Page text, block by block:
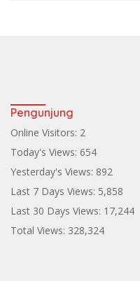
Pengunjung
Online Visitors: 2
Today's Views: 654
Yesterday's Views: 892
Last 7 Days Views: 5,858
Last 30 Days Views: 17,244
Total Views: 328,324